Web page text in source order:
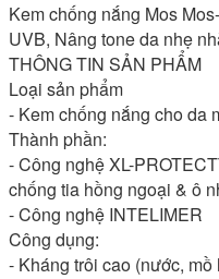
Kem chống nắng Mos
UVB, Nâng tone da nhẹ
THÔNG TIN SẢN PHẨM
Loại sản phẩm
- Kem chống nắng cho da
Thành phần:
- Công nghệ XL-
chống tia hồng ngoại & ô
- Công nghệ INTELIMER
Công dụng:
- Kháng trôi cao (nước,